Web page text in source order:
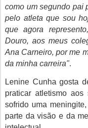
como um segundo pai
pelo atleta que sou
que agora
Douro, aos meus
Ana Carneiro, por me
da minha carreira".
Lenine Cunha gosta
praticar atletismo
sofrido uma
parte da visão e da